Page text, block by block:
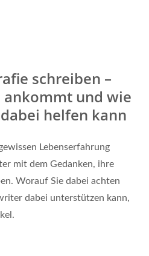
schreiben –
und wie
helfen kann
Lebenserfahrung
mit dem Gedanken, ihre
Worauf Sie dabei achten
dabei unterstützen kann,